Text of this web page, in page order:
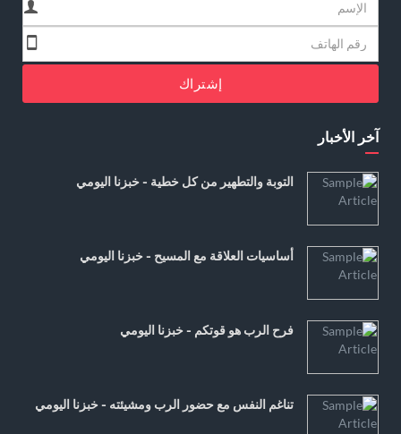
إشتراك
آخر الأخبار
التوبة والتطهير من كل خطية - خبزنا اليومي
أساسيات العلاقة مع المسيح - خبزنا اليومي
فرح الرب هو قوتكم - خبزنا اليومي
تناغم النفس مع حضور الرب ومشيئته - خبزنا اليومي